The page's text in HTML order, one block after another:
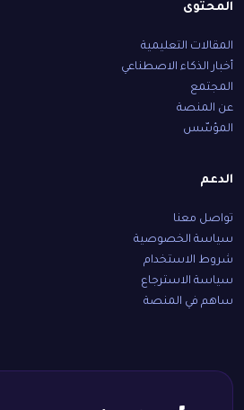
المحتوى
المقالات التعليمية
أخبار الذكاء الاصطناعي
المجتمع
عن المنصة
المؤسّس
الدعم
تواصل معنا
سياسة الخصوصية
شروط الاستخدام
سياسة الاسترجاع
ساهم في المنصة